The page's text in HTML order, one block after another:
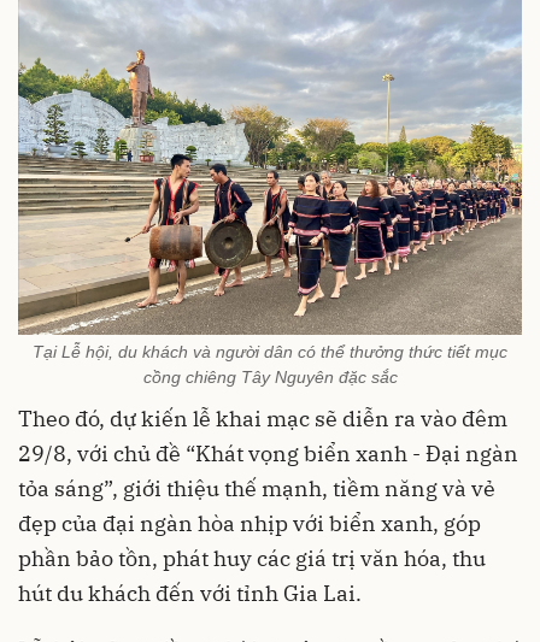
Tại Lễ hội, du khách và người dân có thể thưởng thức tiết mục
cồng chiêng Tây Nguyên đặc sắc
Theo đó, dự kiến lễ khai mạc sẽ diễn ra vào đêm
29/8, với chủ đề “Khát vọng biển xanh - Đại ngàn
tỏa sáng”, giới thiệu thế mạnh, tiềm năng và vẻ
đẹp của đại ngàn hòa nhịp với biển xanh, góp
phần bảo tồn, phát huy các giá trị văn hóa, thu
hút du khách đến với tỉnh Gia Lai.